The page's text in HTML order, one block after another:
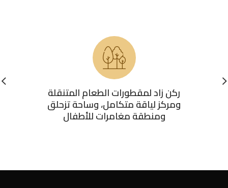
ركن زاد لمقطورات الطعام المتنقلة
ومركز لياقة متكامل، وساحة تزحلق
ومنطقة مغامرات للأطفال